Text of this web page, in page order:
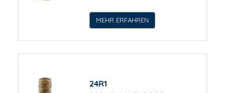
MEHR ERFAHREN
24R1